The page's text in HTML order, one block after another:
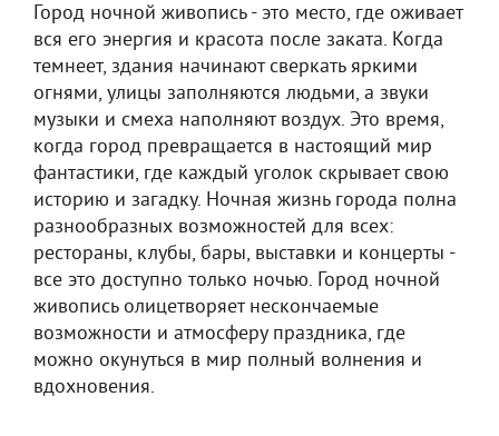
Город ночной живопись - это место, где оживает
вся его энергия и красота после заката. Когда
темнеет, здания начинают сверкать яркими
огнями, улицы заполняются людьми, а звуки
музыки и смеха наполняют воздух. Это время,
когда город превращается в настоящий мир
фантастики, где каждый уголок скрывает свою
историю и загадку. Ночная жизнь города полна
разнообразных возможностей для всех:
рестораны, клубы, бары, выставки и концерты -
все это доступно только ночью. Город ночной
живопись олицетворяет нескончаемые
возможности и атмосферу праздника, где
можно окунуться в мир полный волнения и
вдохновения.